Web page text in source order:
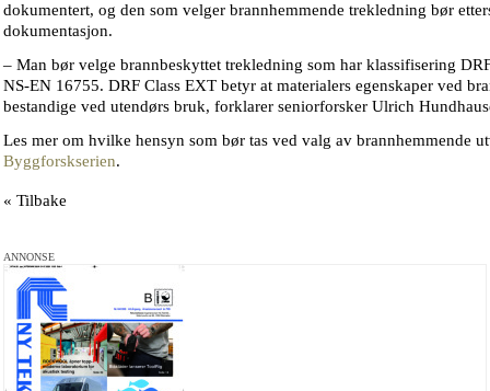
dokumentert, og den som velger brannhemmende trekledning bør
dokumentasjon.
– Man bør velge brannbeskyttet trekledning som har klassifisering
NS-EN 16755. DRF Class EXT betyr at materialers egenskaper ved
bestandige ved utendørs bruk, forklarer seniorforsker Ulrich
Les mer om hvilke hensyn som bør tas ved valg av brannhemmende
Byggforskserien.
« Tilbake
ANNONSE